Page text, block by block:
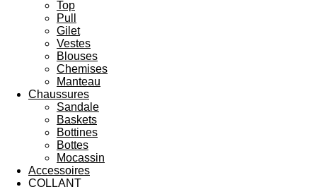
Top
Pull
Gilet
Vestes
Blouses
Chemises
Manteau
Chaussures
Sandale
Baskets
Bottines
Bottes
Mocassin
Accessoires
COLLANT